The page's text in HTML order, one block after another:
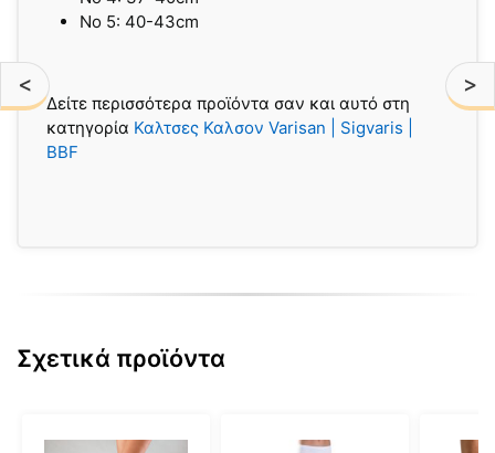
< >
Νο 5: 40-43cm
Δείτε περισσότερα προϊόντα σαν και αυτό στη
κατηγορία Καλτσες Καλσον Varisan | Sigvaris |
BBF
Σχετικά προϊόντα